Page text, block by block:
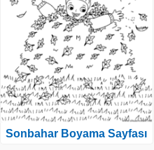
Sonbahar Boyama Sayfası